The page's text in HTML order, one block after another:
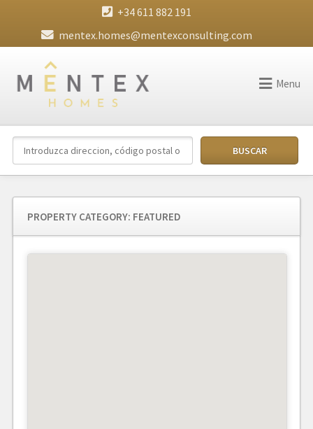
+34 611 882 191
mentex.homes@mentexconsulting.com
Menu
PROPERTY CATEGORY: FEATURED